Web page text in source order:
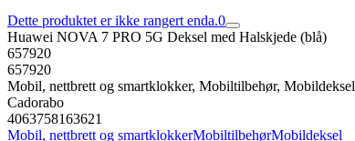
Dette produktet er ikke rangert enda.0
Huawei NOVA 7 PRO 5G Deksel med Halskjede (blå)
657920
657920
Mobil, nettbrett og smartklokker, Mobiltilbehør, Mobildeksel
Cadorabo
4063758163621
Mobil, nettbrett og smartklokkerMobiltilbehørMobildeksel